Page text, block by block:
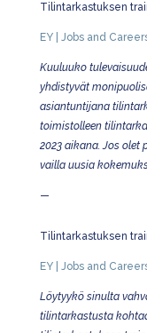
Tilintarkastuksen
EY | Jobs and
Kuuluuko
yhdistyvät
asiantuntijana
toimistolleen
2023 aikana. Jos
vailla uusia
—
Tilintarkastuksen
EY | Jobs and
Löytyykö sinulta
tilintarkastusta